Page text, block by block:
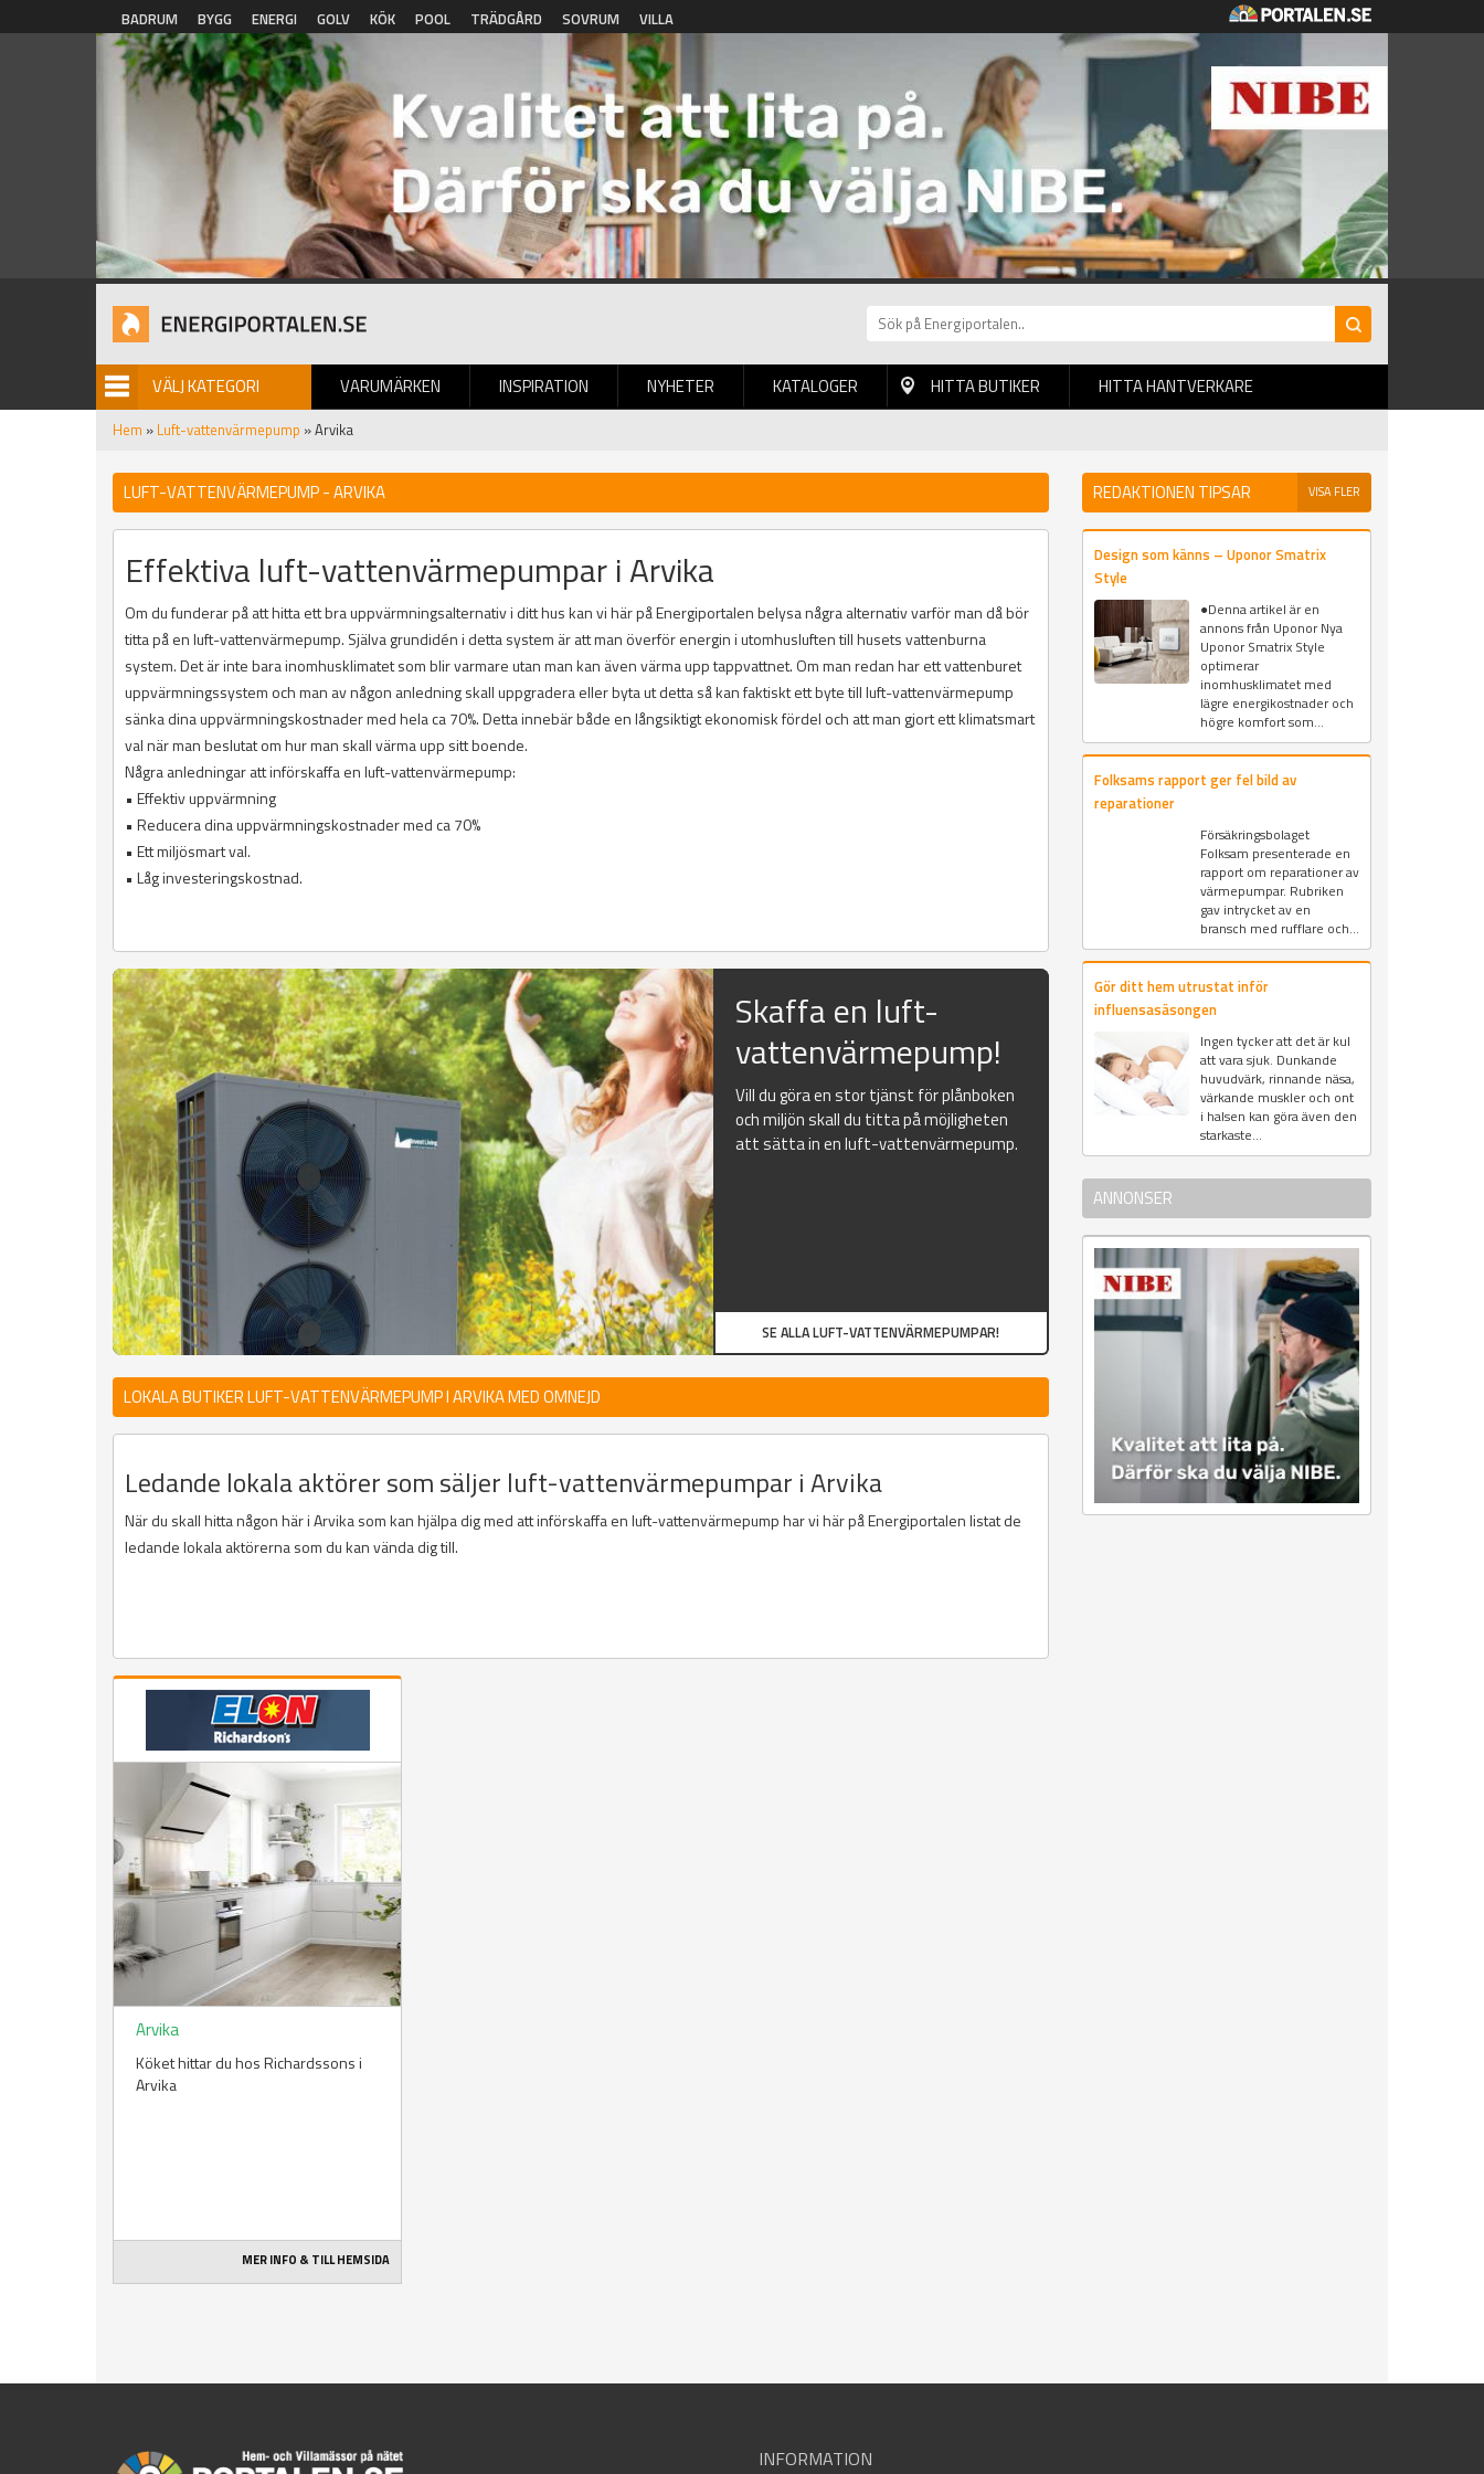
Hoppa till huvudinnehåll
BADRUM BYGG ENERGI GOLV KÖK POOL TRÄDGÅRD SOVRUM VILLA
VÄLJ KATEGORI VARUMÄRKEN INSPIRATION NYHETER
BILDGALLERI KATALOGER HITTA BUTIKER HITTA HANTVERKARE
Hem » Luft-vattenvärmepump » Arvika
LUFT-VATTENVÄRMEPUMP - ARVIKA
Effektiva luft-vattenvärmepumpar i Arvika
Om du funderar på att hitta ett bra uppvärmningsalternativ i ditt hus kan vi här på Energiportalen belysa några alternativ varför man då bör
titta på en luft-vattenvärmepump. Själva grundidén i detta system är att man överför energin i utomhusluften till husets vattenburna
system. Det är inte bara inomhusklimatet som blir varmare utan man kan även värma upp tappvattnet. Om man redan har ett vattenburet
uppvärmningssystem och man av någon anledning skall uppgradera eller byta ut detta så kan faktiskt ett byte till luft-vattenvärmepump
sänka dina uppvärmningskostnader med hela ca 70%. Detta innebär både en långsiktigt ekonomisk fördel och att man gjort ett klimatsmart
val när man beslutat om hur man skall värma upp sitt boende.
Några anledningar att införskaffa en luft-vattenvärmepump:
• Effektiv uppvärmning
• Reducera dina uppvärmningskostnader med ca 70%
• Ett miljösmart val.
• Låg investeringskostnad.
Skaffa en luft-
vattenvärmepump!
Vill du göra en stor tjänst för plånboken
och miljön skall du titta på möjligheten
att sätta in en luft-vattenvärmepump.
SE ALLA LUFT-VATTENVÄRMEPUMPAR!
LOKALA BUTIKER LUFT-VATTENVÄRMEPUMP I ARVIKA MED OMNEJD
Ledande lokala aktörer som säljer luft-vattenvärmepumpar i Arvika
När du skall hitta någon här i Arvika som kan hjälpa dig med att införskaffa en luft-vattenvärmepump har vi här på Energiportalen listat de
ledande lokala aktörerna som du kan vända dig till.
Arvika
Köket hittar du hos Richardssons i
Arvika
MER INFO & TILL HEMSIDA
REDAKTIONEN TIPSAR VISA FLER
Design som känns – Uponor Smatrix
Style
●Denna artikel är en
annons från Uponor Nya
Uponor Smatrix Style
optimerar
inomhusklimatet med
lägre energikostnader och
högre komfort som...
Folksams rapport ger fel bild av
reparationer
Försäkringsbolaget
Folksam presenterade en
rapport om reparationer av
värmepumpar. Rubriken
gav intrycket av en
bransch med rufflare och...
Gör ditt hem utrustat inför
influensasäsongen
Ingen tycker att det är kul
att vara sjuk. Dunkande
huvudvärk, rinnande näsa,
värkande muskler och ont
i halsen kan göra även den
starkaste...
ANNONSER
INFORMATION